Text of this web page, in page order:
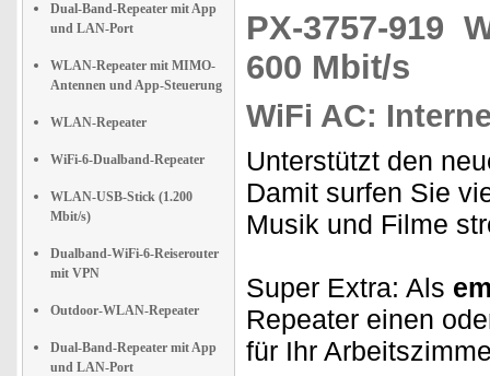
Dual-Band-Repeater mit App
und LAN-Port
WLAN-Repeater mit MIMO-
Antennen und App-Steuerung
WLAN-Repeater
WiFi-6-Dualband-Repeater
WLAN-USB-Stick (1.200
Mbit/s)
Dualband-WiFi-6-Reiserouter
mit VPN
Outdoor-WLAN-Repeater
Dual-Band-Repeater mit App
und LAN-Port
PX-3757-919
600 Mbit/s
WiFi AC:
Unterstützt den
Damit surfen Sie
Musik und Filme
Super Extra: Als
Repeater einen
für Ihr